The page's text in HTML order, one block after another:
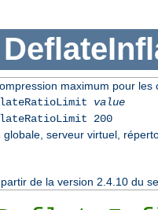
maximum pour les
value
200
globale, serveur virtuel,
de la version 2.4.10 du